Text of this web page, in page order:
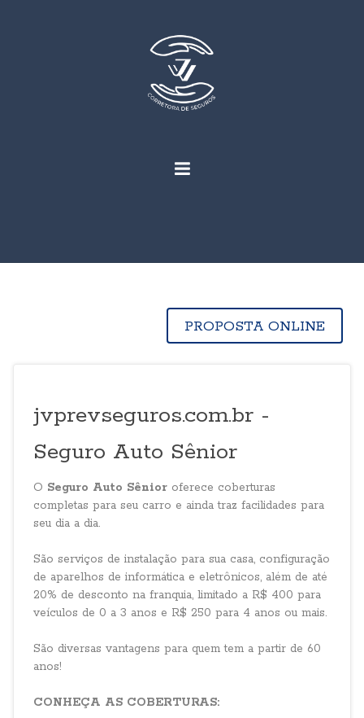
PROPOSTA ONLINE
jvprevseguros.com.br -
Seguro Auto Sênior
O Seguro Auto Sênior oferece coberturas
completas para seu carro e ainda traz facilidades para
seu dia a dia.
São serviços de instalação para sua casa, configuração
de aparelhos de informática e eletrônicos, além de até
20% de desconto na franquia, limitado a R$ 400 para
veículos de 0 a 3 anos e R$ 250 para 4 anos ou mais.
São diversas vantagens para quem tem a partir de 60
anos!
CONHEÇA AS COBERTURAS: